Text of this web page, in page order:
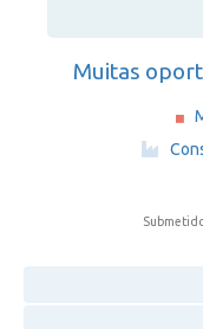
Muitas